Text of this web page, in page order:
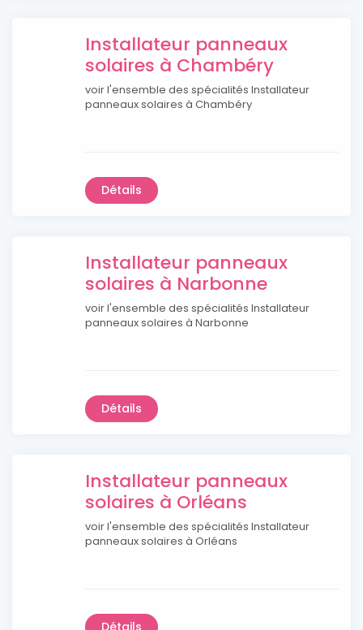
Installateur panneaux
solaires à Chambéry
voir l'ensemble des spécialités Installateur
panneaux solaires à Chambéry
Détails
Installateur panneaux
solaires à Narbonne
voir l'ensemble des spécialités Installateur
panneaux solaires à Narbonne
Détails
Installateur panneaux
solaires à Orléans
voir l'ensemble des spécialités Installateur
panneaux solaires à Orléans